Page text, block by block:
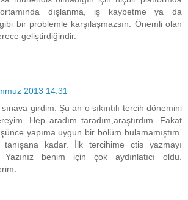
dışlanma, iş kaybetme ya da
bir problemle karşılaşmazsın. Önemli olan
geliştirdiğindir.
2013 14:31
girdim. Şu an o sıkıntılı tercih dönemini
Hep aradım taradım,araştırdım. Fakat
yapıma uygun bir bölüm bulamamıştım.
kadar. İlk tercihime ctis yazmayı
Yazınız benim için çok aydınlatıcı oldu.